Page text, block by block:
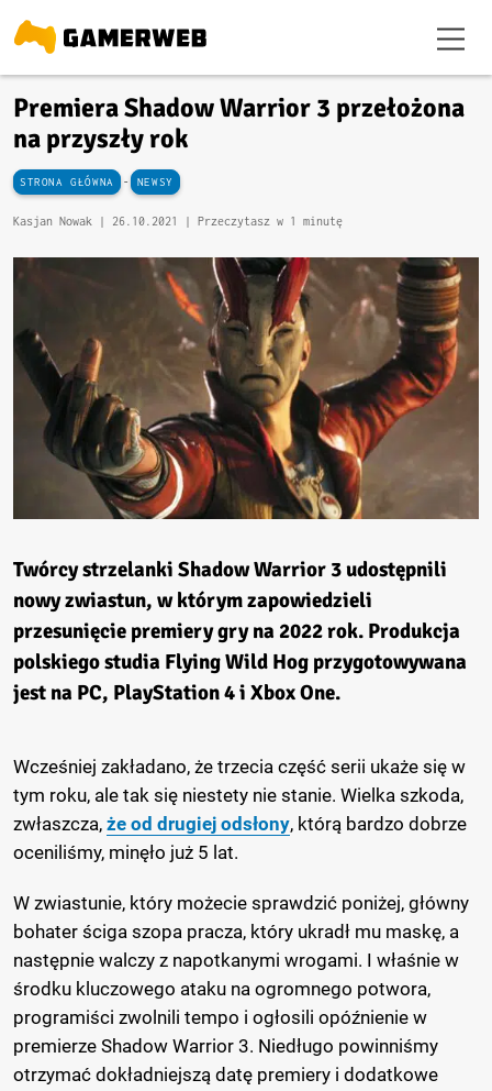
Premiera Shadow Warrior 3 przełożona
na przyszły rok
STRONA GŁÓWNA - NEWSY
Kasjan Nowak | 26.10.2021 | Przeczytasz w 1 minutę
Twórcy strzelanki Shadow Warrior 3 udostępnili
nowy zwiastun, w którym zapowiedzieli
przesunięcie premiery gry na 2022 rok. Produkcja
polskiego studia Flying Wild Hog przygotowywana
jest na PC, PlayStation 4 i Xbox One.
Wcześniej zakładano, że trzecia część serii ukaże się w
tym roku, ale tak się niestety nie stanie. Wielka szkoda,
zwłaszcza, że od drugiej odsłony, którą bardzo dobrze
oceniliśmy, minęło już 5 lat.
W zwiastunie, który możecie sprawdzić poniżej, główny
bohater ściga szopa pracza, który ukradł mu maskę, a
następnie walczy z napotkanymi wrogami. I właśnie w
środku kluczowego ataku na ogromnego potwora,
programiści zwolnili tempo i ogłosili opóźnienie w
premierze Shadow Warrior 3. Niedługo powinniśmy
otrzymać dokładniejszą datę premiery i dodatkowe